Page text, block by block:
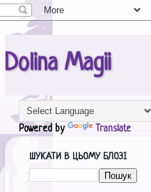
Dolina Magii
Powered by Translate
ШУКАТИ В ЦЬОМУ БЛОЗІ